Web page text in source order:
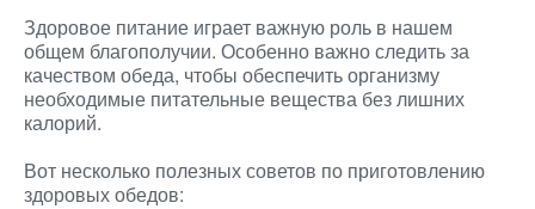
Здоровое питание играет важную роль в нашем
общем благополучии. Особенно важно следить за
качеством обеда, чтобы обеспечить организму
необходимые питательные вещества без лишних
калорий.
Вот несколько полезных советов по приготовлению
здоровых обедов: